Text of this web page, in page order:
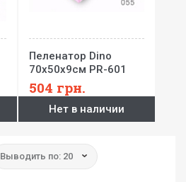
Пеленатор Dino
70x50x9см PR-601
Berber
504 грн.
Нет в наличии
Выводить по: 20